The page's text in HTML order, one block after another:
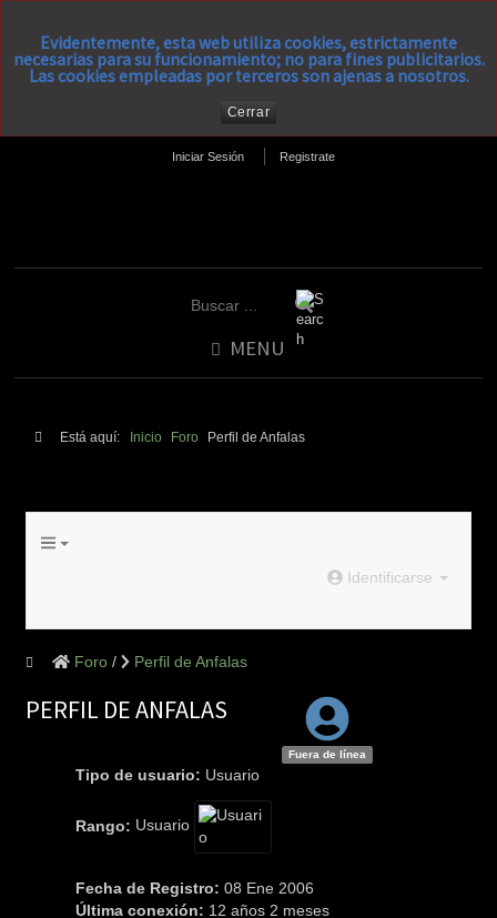
Evidentemente, esta web utiliza cookies, estrictamente
necesarias para su funcionamiento; no para fines publicitarios.
Las cookies empleadas por terceros son ajenas a nosotros.
Cerrar
Iniciar Sesión Registrate
MENU
Está aquí: Inicio Foro Perfil de Anfalas
Identificarse
Foro Perfil de Anfalas
PERFIL DE ANFALAS
Fuera de línea
Tipo de usuario: Usuario
Rango: Usuario
Fecha de Registro: 08 Ene 2006
Última conexión: 12 años 2 meses